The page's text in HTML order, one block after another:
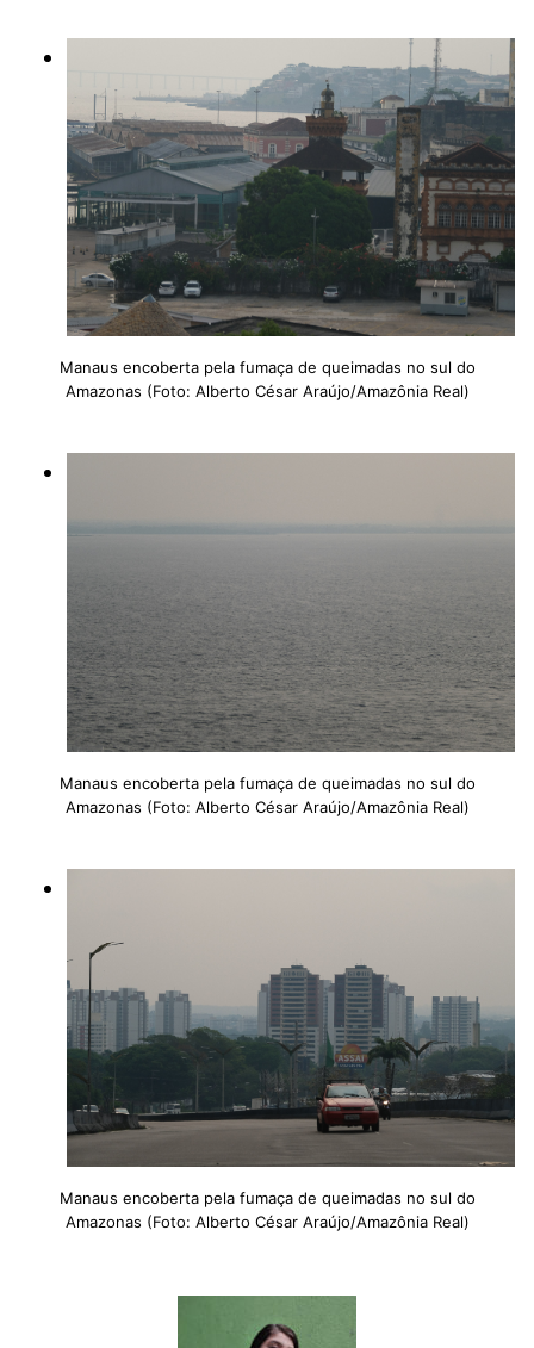
Manaus encoberta pela fumaça de queimadas no sul do
Amazonas (Foto: Alberto César Araújo/Amazônia Real)
Manaus encoberta pela fumaça de queimadas no sul do
Amazonas (Foto: Alberto César Araújo/Amazônia Real)
Manaus encoberta pela fumaça de queimadas no sul do
Amazonas (Foto: Alberto César Araújo/Amazônia Real)